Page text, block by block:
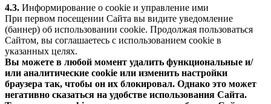
4.3. Информирование о cookie и управление ими
При первом посещении Сайта вы видите уведомление
(баннер) об использовании cookie. Продолжая пользоваться
Сайтом, вы соглашаетесь с использованием cookie в
указанных целях.
Вы можете в любой момент удалить функциональные и/
или аналитические cookie или изменить настройки
браузера так, чтобы он их блокировал. Однако это может
негативно сказаться на удобстве использования Сайта.